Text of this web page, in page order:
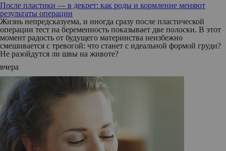
После пластики — в декрет: как роды и кормление меняют
результаты операции
Жизнь непредсказуема, и иногда сразу после пластической
операции тест на беременность показывает две полоски. В этот
момент радость от будущего материнства неизбежно
смешивается с тревогой: что станет с идеальной формой груди?
Не разойдутся ли швы на животе?
вчера